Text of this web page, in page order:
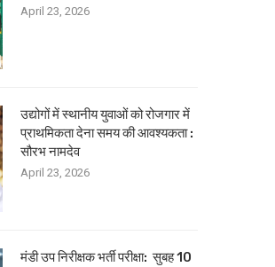
April 23, 2026
उद्योगों में स्थानीय युवाओं को रोजगार में
प्राथमिकता देना समय की आवश्यकता :
सौरभ नामदेव
April 23, 2026
मंडी उप निरीक्षक भर्ती परीक्षा: सुबह 10